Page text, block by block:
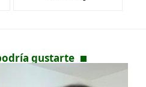
gustarte